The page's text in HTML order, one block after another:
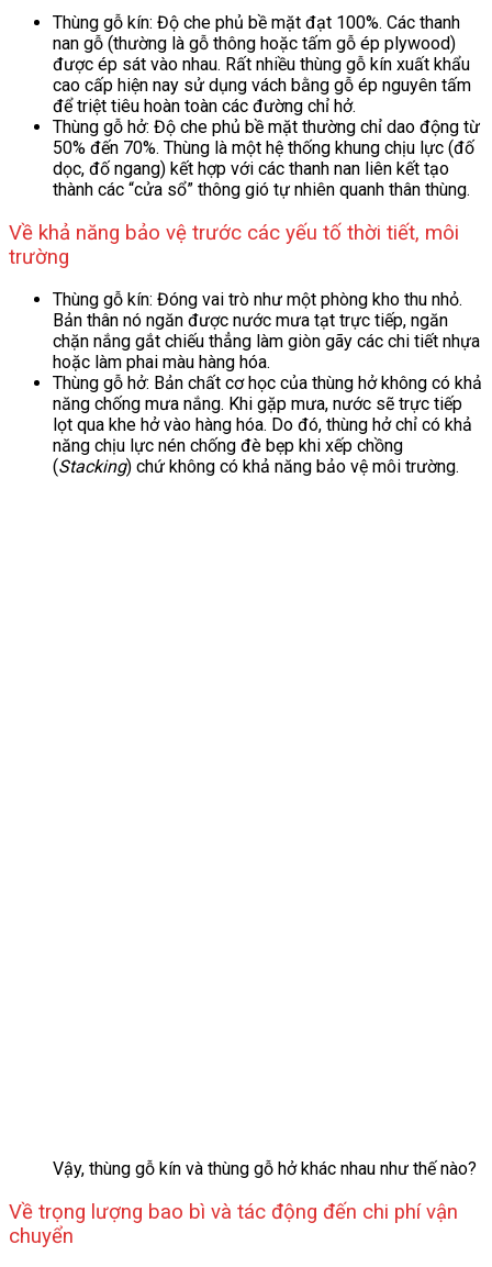
Thùng gỗ kín: Độ che phủ bề mặt đạt 100%. Các thanh
nan gỗ (thường là gỗ thông hoặc tấm gỗ ép plywood)
được ép sát vào nhau. Rất nhiều thùng gỗ kín xuất khẩu
cao cấp hiện nay sử dụng vách bằng gỗ ép nguyên tấm
để triệt tiêu hoàn toàn các đường chỉ hở.
Thùng gỗ hở: Độ che phủ bề mặt thường chỉ dao động từ
50% đến 70%. Thùng là một hệ thống khung chịu lực (đố
dọc, đố ngang) kết hợp với các thanh nan liên kết tạo
thành các “cửa sổ” thông gió tự nhiên quanh thân thùng.
Về khả năng bảo vệ trước các yếu tố thời tiết, môi
trường
Thùng gỗ kín: Đóng vai trò như một phòng kho thu nhỏ.
Bản thân nó ngăn được nước mưa tạt trực tiếp, ngăn
chặn nắng gắt chiếu thẳng làm giòn gãy các chi tiết nhựa
hoặc làm phai màu hàng hóa.
Thùng gỗ hở: Bản chất cơ học của thùng hở không có khả
năng chống mưa nắng. Khi gặp mưa, nước sẽ trực tiếp
lọt qua khe hở vào hàng hóa. Do đó, thùng hở chỉ có khả
năng chịu lực nén chống đè bẹp khi xếp chồng
(Stacking) chứ không có khả năng bảo vệ môi trường.
Vậy, thùng gỗ kín và thùng gỗ hở khác nhau như thế nào?
Về trọng lượng bao bì và tác động đến chi phí vận
chuyển